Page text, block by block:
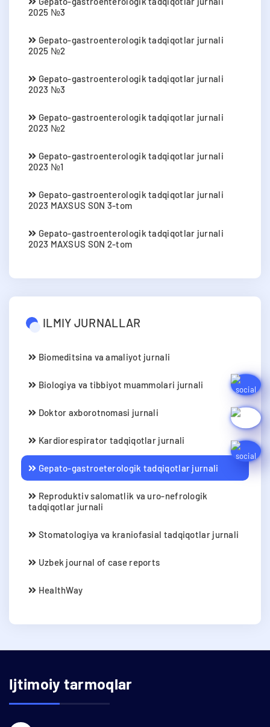
2025 №3
Gepato-gastroenterologik tadqiqotlar jurnali
2025 №2
Gepato-gastroenterologik tadqiqotlar jurnali
2023 №3
Gepato-gastroenterologik tadqiqotlar jurnali
2023 №2
Gepato-gastroenterologik tadqiqotlar jurnali
2023 №1
Gepato-gastroenterologik tadqiqotlar jurnali
2023 MAXSUS SON 3-tom
Gepato-gastroenterologik tadqiqotlar jurnali
2023 MAXSUS SON 2-tom
ILMIY JURNALLAR
Biomeditsina va amaliyot jurnali
Biologiya va tibbiyot muammolari jurnali
Doktor axborotnomasi jurnali
Kardiorespirator tadqiqotlar jurnali
Gepato-gastroeterologik tadqiqotlar jurnali
Reproduktiv salomatlik va uro-nefrologik
tadqiqotlar jurnali
Stomatologiya va kraniofasial tadqiqotlar jurnali
Uzbek journal of case reports
HealthWay
Ijtimoiy tarmoqlar